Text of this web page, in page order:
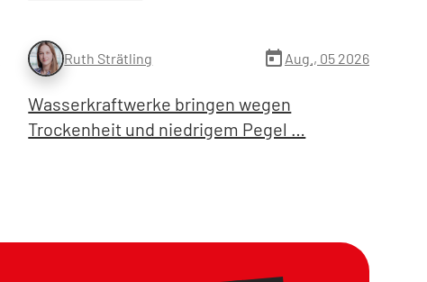
Ruth Strätling today Aug., 05 2026
Wasserkraftwerke bringen wegen
Trockenheit und niedrigem Pegel …